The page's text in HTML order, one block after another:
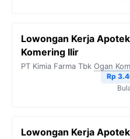
Lowongan Kerja
Komering Ilir
PT Kimia Farma Tbk Ogan
Rp
Lowongan Kerja